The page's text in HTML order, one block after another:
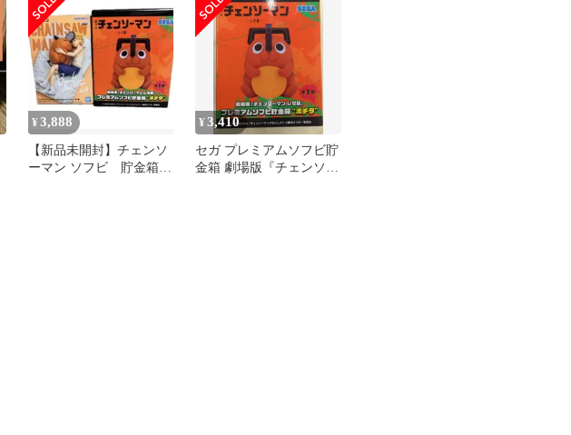
¥ 3,888
【新品未開封】チェンソ
ーマン ソフビ 貯金箱
¥3,410
セガ プレミアムソフビ貯
金箱 劇場版『チェンソー